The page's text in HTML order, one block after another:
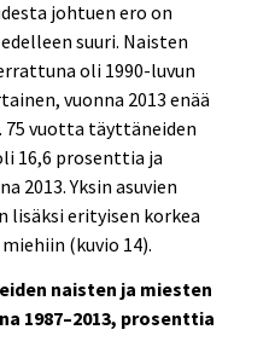
johtuen ero on
suuri. Naisten
oli 1990-luvun
vuonna 2013 enää
75 vuotta täyttäneiden
16,6 prosenttia ja
2013. Yksin asuvien
lisäksi erityisen korkea
(kuvio 14).
naisten ja miesten
1987–2013, prosenttia